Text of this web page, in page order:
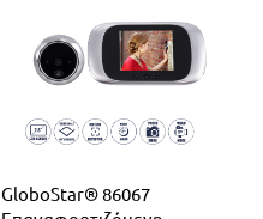
GloboStar® 86067